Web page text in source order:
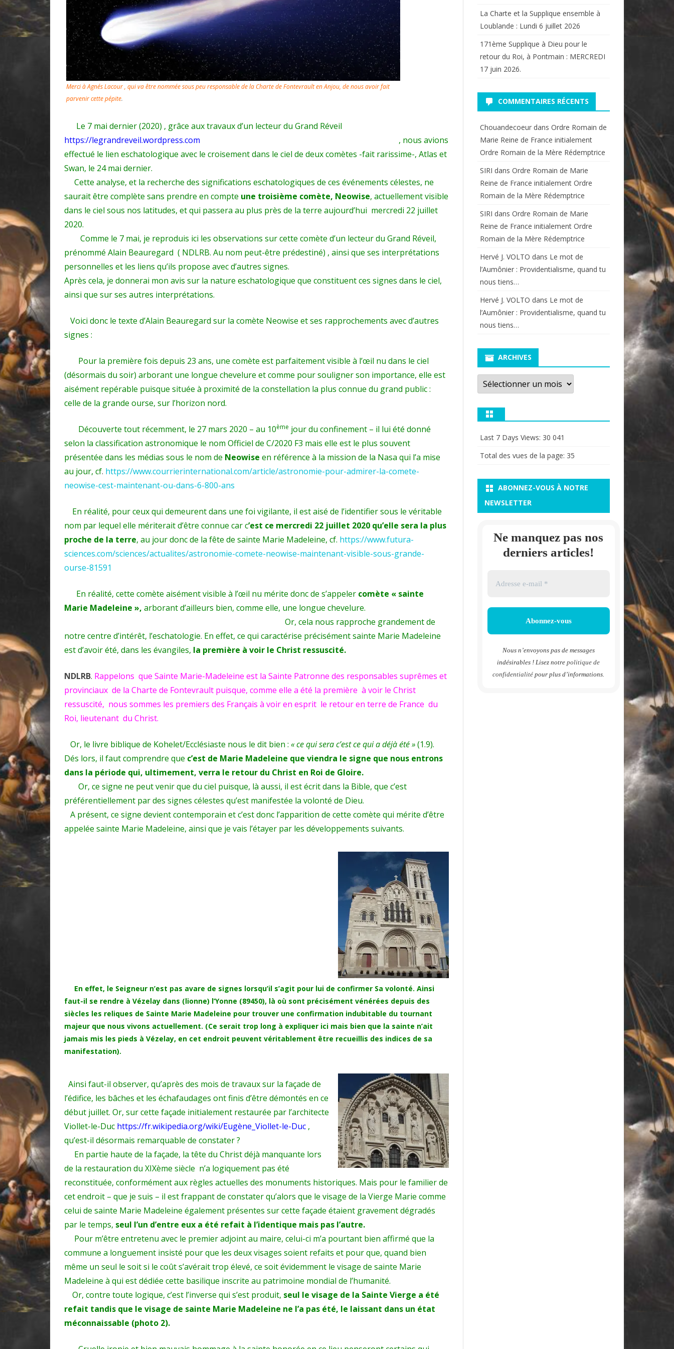
Bienheureux
ceux
qui
pourraient
les
y
Merci à Agnés Lacour , qui va être nommée sous peu responsable de la Charte de Fontevrault en Anjou, de nous avoir fait
parvenir cette pépite.
Le 7 mai dernier (2020) , grâce aux travaux d’un lecteur du Grand Réveil
https://legrandreveil.wordpress.com
, nous avions
effectué le lien eschatologique avec le croisement dans le ciel de deux comètes -fait rarissime-, Atlas et
Swan, le 24 mai dernier.
Cette analyse, et la recherche des significations eschatologiques de ces événements célestes, ne
saurait être complète sans prendre en compte une troisième comète, Neowise, actuellement visible
dans le ciel sous nos latitudes, et qui passera au plus près de la terre aujourd’hui mercredi 22 juillet
2020.
Comme le 7 mai, je reproduis ici les observations sur cette comète d’un lecteur du Grand Réveil,
prénommé Alain Beauregard ( NDLRB. Au nom peut-être prédestiné) , ainsi que ses interprétations
personnelles et les liens qu’ils propose avec d’autres signes.
Après cela, je donnerai mon avis sur la nature eschatologique que constituent ces signes dans le ciel,
ainsi que sur ses autres interprétations.
Voici donc le texte d’Alain Beauregard sur la comète Neowise et ses rapprochements avec d’autres
signes :
Pour la première fois depuis 23 ans, une comète est parfaitement visible à l’œil nu dans le ciel
(désormais du soir) arborant une longue chevelure et comme pour souligner son importance, elle est
aisément repérable puisque située à proximité de la constellation la plus connue du grand public :
celle de la grande ourse, sur l’horizon nord.
Découverte tout récemment, le 27 mars 2020 – au 10ème jour du confinement – il lui été donné
selon la classification astronomique le nom Officiel de C/2020 F3 mais elle est le plus souvent
présentée dans les médias sous le nom de Neowise en référence à la mission de la Nasa qui l’a mise
au jour, cf. https://www.courrierinternational.com/article/astronomie-pour-admirer-la-comete-
neowise-cest-maintenant-ou-dans-6-800-ans
En réalité, pour ceux qui demeurent dans une foi vigilante, il est aisé de l’identifier sous le véritable
nom par lequel elle mériterait d’être connue car c’est ce mercredi 22 juillet 2020 qu’elle sera la plus
proche de la terre, au jour donc de la fête de sainte Marie Madeleine, cf. https://www.futura-
sciences.com/sciences/actualites/astronomie-comete-neowise-maintenant-visible-sous-grande-
ourse-81591
En réalité, cette comète aisément visible à l’œil nu mérite donc de s’appeler comète « sainte
Marie Madeleine », arborant d’ailleurs bien, comme elle, une longue chevelure.
Or, cela nous rapproche grandement de
notre centre d’intérêt, l’eschatologie. En effet, ce qui caractérise précisément sainte Marie Madeleine
est d’avoir été, dans les évangiles, la première à voir le Christ ressuscité.
NDLRB. Rappelons que Sainte Marie-Madeleine est la Sainte Patronne des responsables suprêmes et
provinciaux de la Charte de Fontevrault puisque, comme elle a été la première à voir le Christ
ressuscité, nous sommes les premiers des Français à voir en esprit le retour en terre de France du
Roi, lieutenant du Christ.
Or, le livre biblique de Kohelet/Ecclésiaste nous le dit bien : « ce qui sera c’est ce qui a déjà été »(1.9).
Dés lors, il faut comprendre que c’est de Marie Madeleine que viendra le signe que nous entrons
dans la période qui, ultimement, verra le retour du Christ en Roi de Gloire.
Or, ce signe ne peut venir que du ciel puisque, là aussi, il est écrit dans la Bible, que c’est
préférentiellement par des signes célestes qu’est manifestée la volonté de Dieu.
A présent, ce signe devient contemporain et c’est donc l’apparition de cette comète qui mérite d’être
appelée sainte Marie Madeleine, ainsi que je vais l’étayer par les développements suivants.
En effet, le Seigneur n’est pas avare de signes lorsqu’il s’agit pour lui de confirmer Sa volonté. Ainsi
faut-il se rendre à Vézelay dans (lionne) l’Yonne (89450), là où sont précisément vénérées depuis des
siècles les reliques de Sainte Marie Madeleine pour trouver une confirmation indubitable du tournant
majeur que nous vivons actuellement. (Ce serait trop long à expliquer ici mais bien que la sainte n’ait
jamais mis les pieds à Vézelay, en cet endroit peuvent véritablement être recueillis des indices de sa
manifestation).
Ainsi faut-il observer, qu’après des mois de travaux sur la façade de
l’édifice, les bâches et les échafaudages ont finis d’être démontés en ce
début juillet. Or, sur cette façade initialement restaurée par l’architecte
Viollet-le-Duc https://fr.wikipedia.org/wiki/Eugène_Viollet-le-Duc ,
qu’est-il désormais remarquable de constater ?
En partie haute de la façade, la tête du Christ déjà manquante lors
de la restauration du XIXème siècle n’a logiquement pas été
reconstituée, conformément aux règles actuelles des monuments historiques. Mais pour le familier de
cet endroit – que je suis – il est frappant de constater qu’alors que le visage de la Vierge Marie comme
celui de sainte Marie Madeleine également présentes sur cette façade étaient gravement dégradés
par le temps, seul l’un d’entre eux a été refait à l’identique mais pas l’autre.
Pour m’être entretenu avec le premier adjoint au maire, celui-ci m’a pourtant bien affirmé que la
commune a longuement insisté pour que les deux visages soient refaits et pour que, quand bien
même un seul le soit si le coût s’avérait trop élevé, ce soit évidemment le visage de sainte Marie
Madeleine à qui est dédiée cette basilique inscrite au patrimoine mondial de l’humanité.
Or, contre toute logique, c’est l’inverse qui s’est produit, seul le visage de la Sainte Vierge a été
refait tandis que le visage de sainte Marie Madeleine ne l’a pas été, le laissant dans un état
méconnaissable (photo 2).
La Charte et la Supplique ensemble à
Loublande : Lundi 6 juillet 2026
171ème Supplique à Dieu pour le
retour du Roi, à Pontmain : MERCREDI
17 juin 2026.
COMMENTAIRES RÉCENTS
Chouandecoeurdans Ordre Romain de
Marie Reine de France initialement
Ordre Romain de la Mère Rédemptrice
SIRI dans Ordre Romain de Marie
Reine de France initialement Ordre
Romain de la Mère Rédemptrice
SIRI dans Ordre Romain de Marie
Reine de France initialement Ordre
Romain de la Mère Rédemptrice
Hervé J. VOLTO dans Le mot de
l’Aumônier : Providentialisme, quand tu
nous tiens…
Hervé J. VOLTO dans Le mot de
l’Aumônier : Providentialisme, quand tu
nous tiens…
ARCHIVES
Archives
Last 7 Days Views: 30 041
Total des vues de la page: 35
ABONNEZ-VOUS À NOTRE
NEWSLETTER
Ne manquez pas nos
derniers articles!
Nous n’envoyons pas de messages
indésirables ! Lisez notrepolitique de
confidentialité pour plus d’informations.